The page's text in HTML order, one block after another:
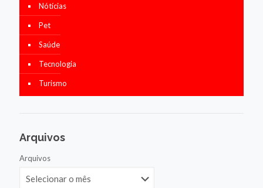
Nótícias
Pet
Saúde
Tecnologia
Turismo
Arquivos
Arquivos